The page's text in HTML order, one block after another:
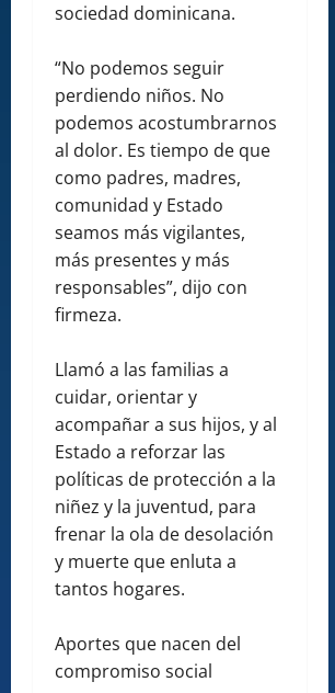
sociedad dominicana.
“No podemos seguir
perdiendo niños. No
podemos acostumbrarnos
al dolor. Es tiempo de que
como padres, madres,
comunidad y Estado
seamos más vigilantes,
más presentes y más
responsables”, dijo con
firmeza.
Llamó a las familias a
cuidar, orientar y
acompañar a sus hijos, y al
Estado a reforzar las
políticas de protección a la
niñez y la juventud, para
frenar la ola de desolación
y muerte que enluta a
tantos hogares.
Aportes que nacen del
compromiso social